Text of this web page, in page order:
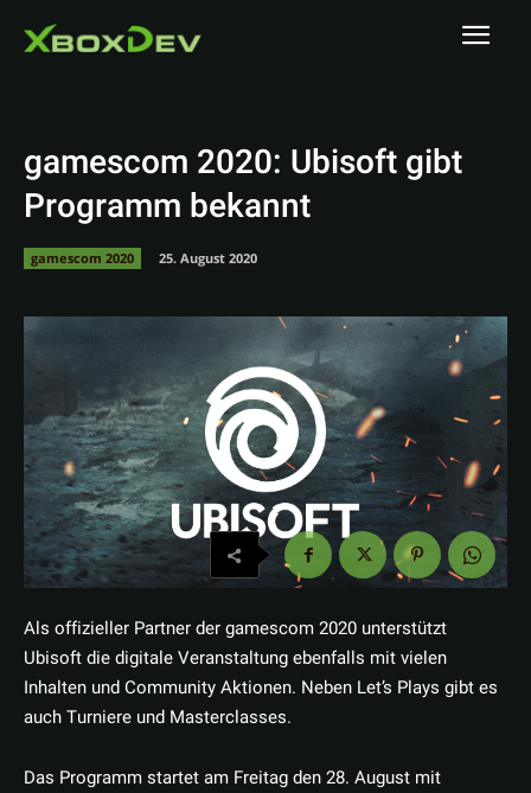
gamescom 2020: Ubisoft gibt
Programm bekannt
gamescom 2020 25. August 2020
Als offizieller Partner der gamescom 2020 unterstützt
Ubisoft die digitale Veranstaltung ebenfalls mit vielen
Inhalten und Community Aktionen. Neben Let’s Plays gibt es
auch Turniere und Masterclasses.
Das Programm startet am Freitag den 28. August mit